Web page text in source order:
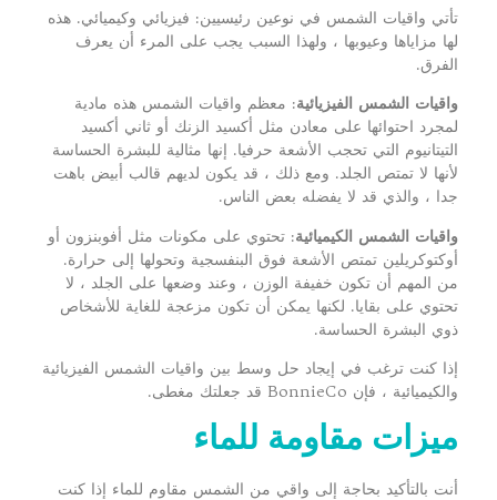
تأتي واقيات الشمس في نوعين رئيسيين: فيزيائي وكيميائي. هذه
لها مزاياها وعيوبها ، ولهذا السبب يجب على المرء أن يعرف
الفرق.
واقيات الشمس الفيزيائية: معظم واقيات الشمس هذه مادية
لمجرد احتوائها على معادن مثل أكسيد الزنك أو ثاني أكسيد
التيتانيوم التي تحجب الأشعة حرفيا. إنها مثالية للبشرة الحساسة
لأنها لا تمتص الجلد. ومع ذلك ، قد يكون لديهم قالب أبيض باهت
جدا ، والذي قد لا يفضله بعض الناس.
واقيات الشمس الكيميائية: تحتوي على مكونات مثل أفوبنزون أو
أوكتوكريلين تمتص الأشعة فوق البنفسجية وتحولها إلى حرارة.
من المهم أن تكون خفيفة الوزن ، وعند وضعها على الجلد ، لا
تحتوي على بقايا. لكنها يمكن أن تكون مزعجة للغاية للأشخاص
ذوي البشرة الحساسة.
إذا كنت ترغب في إيجاد حل وسط بين واقيات الشمس الفيزيائية
والكيميائية ، فإن BonnieCo قد جعلتك مغطى.
ميزات مقاومة للماء
أنت بالتأكيد بحاجة إلى واقي من الشمس مقاوم للماء إذا كنت